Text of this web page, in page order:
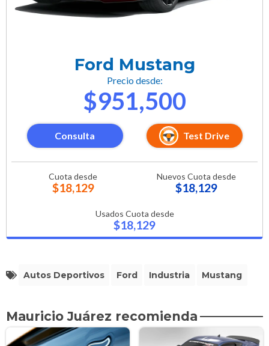
Ford Mustang
Precio desde:
$951,500
Consulta Test Drive
Cuota desde
$18,129
Nuevos Cuota desde
$18,129
Usados Cuota desde
$18,129
Autos Deportivos Ford Industria Mustang
Mauricio Juárez recomienda